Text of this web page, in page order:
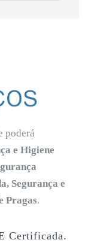
poderá
e Higiene
Segurança e
Pragas.
Certificada.